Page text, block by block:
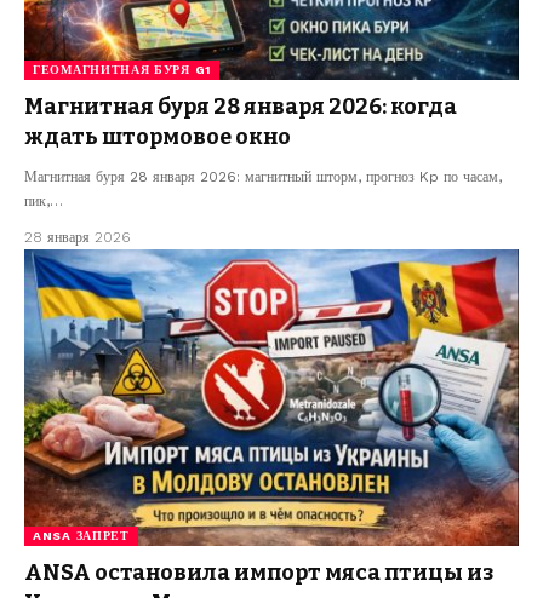
ГЕОМАГНИТНАЯ БУРЯ G1
Магнитная буря 28 января 2026: когда
ждать штормовое окно
Магнитная буря 28 января 2026: магнитный шторм, прогноз Kp по часам,
пик,…
28 января 2026
ANSA ЗАПРЕТ
ANSA остановила импорт мяса птицы из